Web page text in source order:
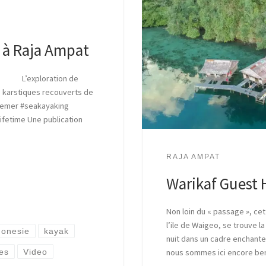
Raja Ampat
de
karstiques recouverts de
#seakayaking
Une publication
kayak
Video
RAJA AMPAT
Warikaf Guest
Non loin du « passage »,
l’ile de Waigeo, se trouve
nuit dans un cadre
nous sommes ici encore